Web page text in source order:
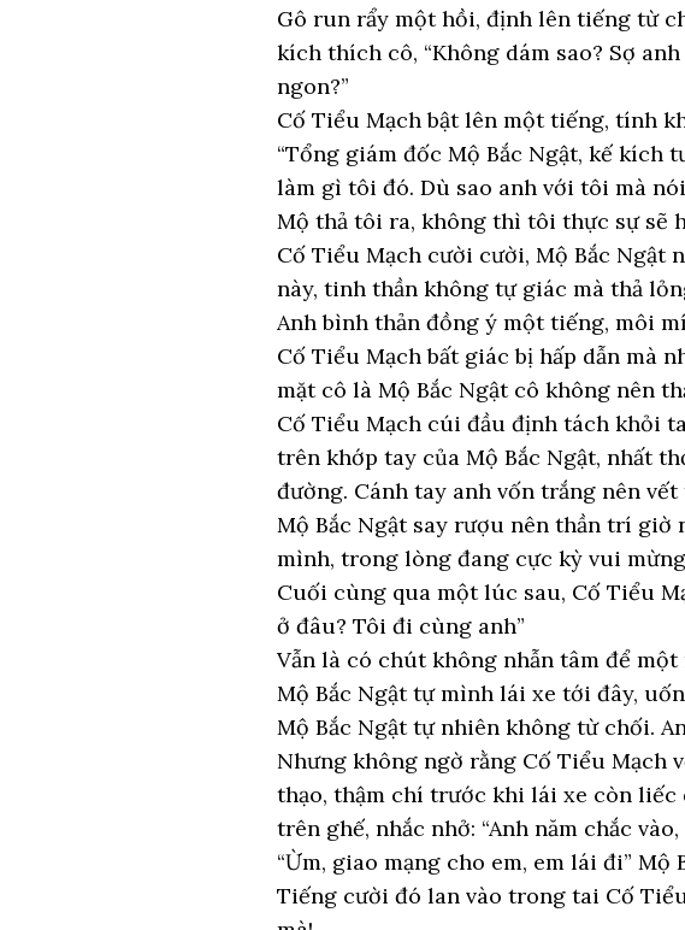
Gô run rẩy một hồi, định lên tiếng từ
kích thích cô, “Không dám sao? Sợ
ngon?”
Cố Tiểu Mạch bật lên một tiếng, tính
“Tổng giám đốc Mộ Bắc Ngật, kế kích
làm gì tôi đó. Dù sao anh với tôi mà
Mộ thả tôi ra, không thì tôi thực sự sẽ
Cố Tiểu Mạch cười cười, Mộ Bắc
này, tinh thần không tự giác mà thả
Anh bình thản đồng ý một tiếng, môi
Cố Tiểu Mạch bất giác bị hấp dẫn mà
mặt cô là Mộ Bắc Ngật cô không nên
Cố Tiểu Mạch cúi đầu định tách khỏi
trên khớp tay của Mộ Bắc Ngật, nhất
đường. Cánh tay anh vốn trắng nên
Mộ Bắc Ngật say rượu nên thần trí giờ
mình, trong lòng đang cực kỳ vui
Cuối cùng qua một lúc sau, Cố Tiểu
ở đâu? Tôi đi cùng anh”
Vẫn là có chút không nhẫn tâm để
Mộ Bắc Ngật tự mình lái xe tới đây,
Mộ Bắc Ngật tự nhiên không từ chối.
Nhưng không ngờ rằng Cố Tiểu Mạch
thạo, thậm chí trước khi lái xe còn liếc
trên ghế, nhắc nhở: “Anh năm chắc
“Ừm, giao mạng cho em, em lái đi”
Tiếng cười đó lan vào trong tai Cố